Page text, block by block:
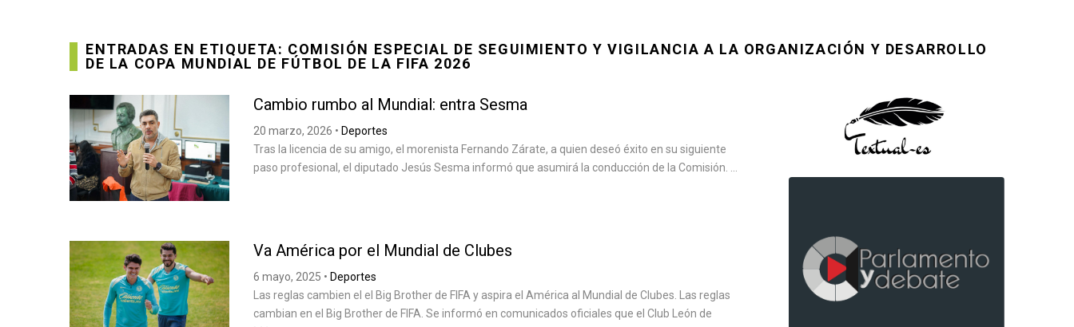
ENTRADAS EN ETIQUETA: COMISIÓN ESPECIAL DE SEGUIMIENTO Y VIGILANCIA A LA ORGANIZACIÓN Y DESARROLLO
DE LA COPA MUNDIAL DE FÚTBOL DE LA FIFA 2026
Cambio rumbo al Mundial: entra Sesma
20 marzo, 2026 • Deportes
Tras la licencia de su amigo, el morenista Fernando Zárate, a quien deseó éxito en su siguiente
paso profesional, el diputado Jesús Sesma informó que asumirá la conducción de la Comisión. ...
Va América por el Mundial de Clubes
6 mayo, 2025 • Deportes
Las reglas cambien el el Big Brother de FIFA y aspira el América al Mundial de Clubes. Las reglas
cambian en el Big Brother de FIFA. Se informó en comunicados oficiales que el Club León de